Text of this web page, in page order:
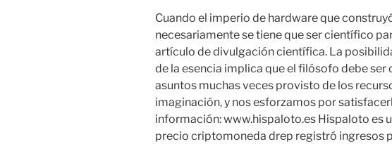
Cuando el imperio de hardware que
necesariamente se tiene que ser científico
artículo de divulgación científica. La
de la esencia implica que el filósofo debe ser
asuntos muchas veces provisto de los
imaginación, y nos esforzamos por
información: www.hispaloto.es Hispaloto es
precio criptomoneda drep registró ingresos